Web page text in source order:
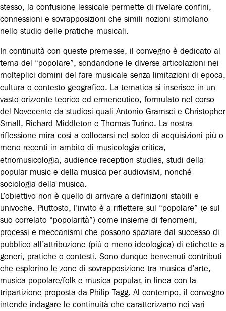
stesso, la confusione lessicale permette di rivelare confini,
connessioni e sovrapposizioni che simili nozioni stimolano
nello studio delle pratiche musicali.
In continuità con queste premesse, il convegno è dedicato al
tema del “popolare”, sondandone le diverse articolazioni nei
molteplici domini del fare musicale senza limitazioni di epoca,
cultura o contesto geografico. La tematica si inserisce in un
vasto orizzonte teorico ed ermeneutico, formulato nel corso
del Novecento da studiosi quali Antonio Gramsci e Christopher
Small, Richard Middleton e Thomas Turino. La nostra
riflessione mira così a collocarsi nel solco di acquisizioni più o
meno recenti in ambito di musicologia critica,
etnomusicologia, audience reception studies, studi della
popular music e della musica per audiovisivi, nonché
sociologia della musica.
L’obiettivo non è quello di arrivare a definizioni stabili e
univoche. Piuttosto, l’invito è a riflettere sul “popolare” (e sul
suo correlato “popolarità”) come insieme di fenomeni,
processi e meccanismi che possono spaziare dal successo di
pubblico all’attribuzione (più o meno ideologica) di etichette a
generi, pratiche o contesti. Sono dunque benvenuti contributi
che esplorino le zone di sovrapposizione tra musica d’arte,
musica popolare/folk e musica popular, in linea con la
tripartizione proposta da Philip Tagg. Al contempo, il convegno
intende indagare le continuità che caratterizzano nei vari